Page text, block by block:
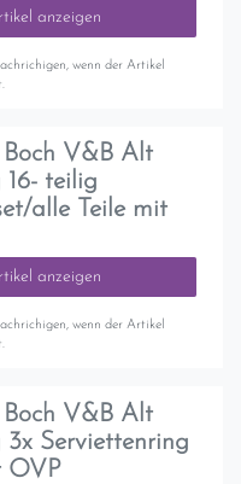
anzeigen
wenn der Artikel
V&B Alt
teilig
alle Teile mit
anzeigen
wenn der Artikel
V&B Alt
Serviettenring
OVP